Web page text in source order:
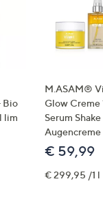
Bio
lim
M.ASAM®
Glow Creme
Serum
€ 59,99
€ 299,95 /1 l